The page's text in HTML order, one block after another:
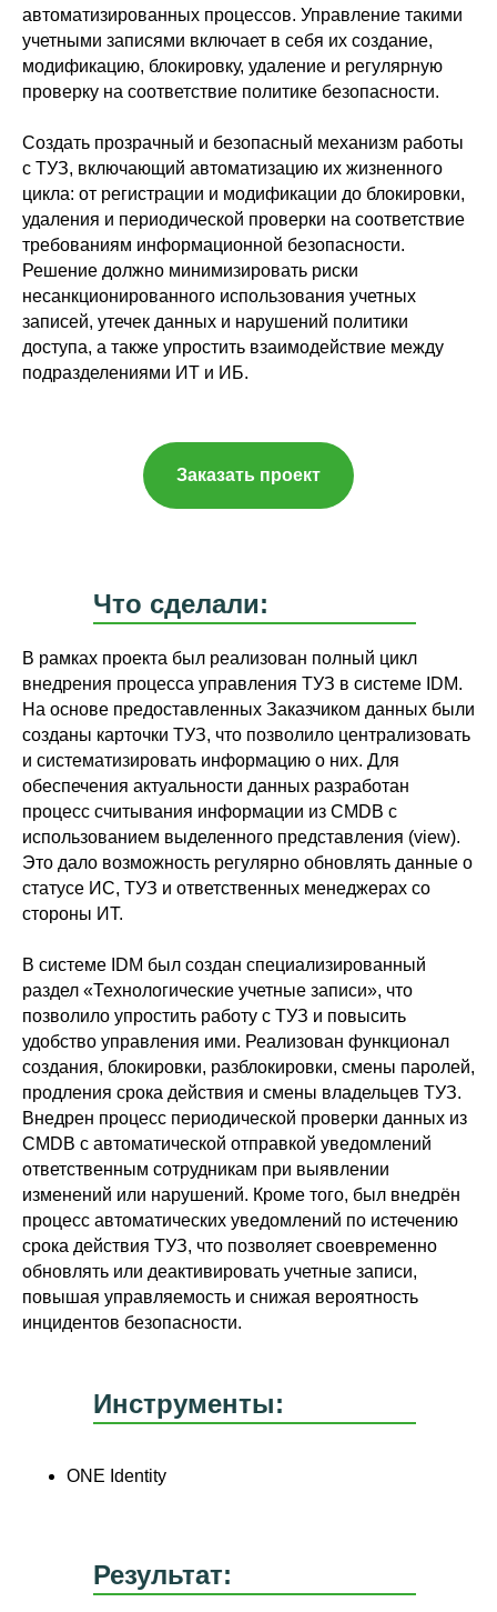
автоматизированных процессов. Управление такими
учетными записями включает в себя их создание,
модификацию, блокировку, удаление и регулярную
проверку на соответствие политике безопасности.
Создать прозрачный и безопасный механизм работы
с ТУЗ, включающий автоматизацию их жизненного
цикла: от регистрации и модификации до блокировки,
удаления и периодической проверки на соответствие
требованиям информационной безопасности.
Решение должно минимизировать риски
несанкционированного использования учетных
записей, утечек данных и нарушений политики
доступа, а также упростить взаимодействие между
подразделениями ИТ и ИБ.
Заказать проект
Что сделали:
В рамках проекта был реализован полный цикл
внедрения процесса управления ТУЗ в системе IDM.
На основе предоставленных Заказчиком данных были
созданы карточки ТУЗ, что позволило централизовать
и систематизировать информацию о них. Для
обеспечения актуальности данных разработан
процесс считывания информации из CMDB с
использованием выделенного представления (view).
Это дало возможность регулярно обновлять данные о
статусе ИС, ТУЗ и ответственных менеджерах со
стороны ИТ.
В системе IDM был создан специализированный
раздел «Технологические учетные записи», что
позволило упростить работу с ТУЗ и повысить
удобство управления ими. Реализован функционал
создания, блокировки, разблокировки, смены паролей,
продления срока действия и смены владельцев ТУЗ.
Внедрен процесс периодической проверки данных из
CMDB с автоматической отправкой уведомлений
ответственным сотрудникам при выявлении
изменений или нарушений. Кроме того, был внедрён
процесс автоматических уведомлений по истечению
срока действия ТУЗ, что позволяет своевременно
обновлять или деактивировать учетные записи,
повышая управляемость и снижая вероятность
инцидентов безопасности.
Инструменты:
ONE Identity
Результат: